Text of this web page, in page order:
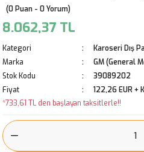
(0 Puan - 0 Yorum)
8.062,37 TL
Kategori
Karoseri Dış
Marka
GM (General
Stok Kodu
39089202
Fiyat
122,26 EUR +
*733,61 TL den başlayan taksitlerle!!